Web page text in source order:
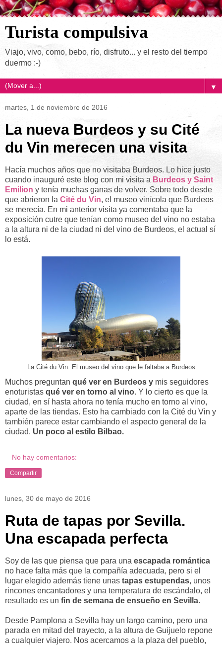
Turista compulsiva
Viajo, vivo, como, bebo, río, disfruto... y el resto del tiempo
duermo :-)
▼
martes, 1 de noviembre de 2016
La nueva Burdeos y su Cité
du Vin merecen una visita
Hacía muchos años que no visitaba Burdeos. Lo hice justo
cuando inauguré este blog con mi visita a Burdeos y Saint
Emilion y tenía muchas ganas de volver. Sobre todo desde
que abrieron la Cité du Vin, el museo vinícola que Burdeos
se merecía. En mi anterior visita ya comentaba que la
exposición cutre que tenían como museo del vino no estaba
a la altura ni de la ciudad ni del vino de Burdeos, el actual sí
lo está.
La Cité du Vin. El museo del vino que le faltaba a Burdeos
Muchos preguntan qué ver en Burdeos y mis seguidores
enoturistas qué ver en torno al vino. Y lo cierto es que la
ciudad, en sí hasta ahora no tenía mucho en torno al vino,
aparte de las tiendas. Esto ha cambiado con la Cité du Vin y
también parece estar cambiando el aspecto general de la
ciudad. Un poco al estilo Bilbao.
No hay comentarios:
Compartir
lunes, 30 de mayo de 2016
Ruta de tapas por Sevilla.
Una escapada perfecta
Soy de las que piensa que para una escapada romántica
no hace falta más que la compañía adecuada, pero si el
lugar elegido además tiene unas tapas estupendas, unos
rincones encantadores y una temperatura de escándalo, el
resultado es un fin de semana de ensueño en Sevilla.
Desde Pamplona a Sevilla hay un largo camino, pero una
parada en mitad del trayecto, a la altura de Guijuelo repone
a cualquier viajero. Nos acercamos a la plaza del pueblo,